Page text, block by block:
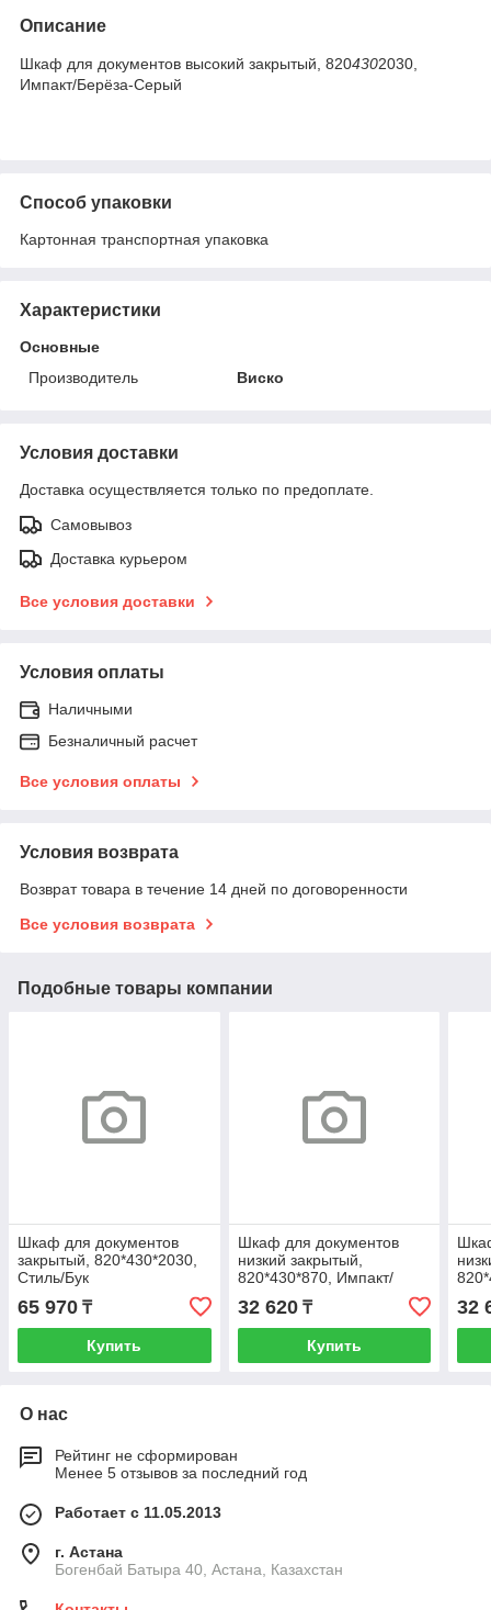
Описание
Шкаф для документов высокий закрытый, 8204302030,
Импакт/Берёза-Серый
Способ упаковки
Картонная транспортная упаковка
Характеристики
Основные
Производитель
Виско
Условия доставки
Доставка осуществляется только по предоплате.
Самовывоз
Доставка курьером
Все условия доставки
Условия оплаты
Наличными
Безналичный расчет
Все условия оплаты
Условия возврата
Возврат товара в течение 14 дней по договоренности
Все условия возврата
Подобные товары компании
Шкаф для документов
закрытый, 820*430*2030,
Стиль/Бук
65 970 ₸
Купить
Шкаф для документов
низкий закрытый,
820*430*870, Импакт/
32 620₸
Купить
32
О нас
Рейтинг не сформирован
Менее 5 отзывов за последний год
Работает с 11.05.2013
г. Астана
Богенбай Батыра 40, Астана, Казахстан